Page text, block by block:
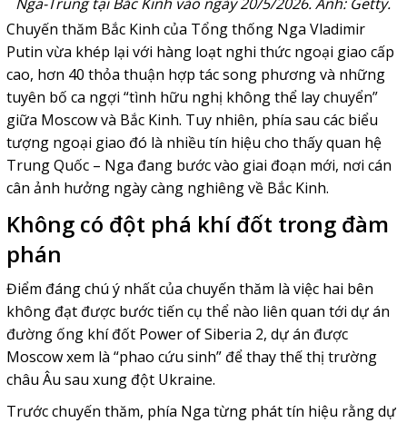
Chuyến thăm Bắc Kinh của Tổng thống Nga Vladimir
Putin vừa khép lại với hàng loạt nghi thức ngoại giao cấp
cao, hơn 40 thỏa thuận hợp tác song phương và những
tuyên bố ca ngợi “tình hữu nghị không thể lay chuyển”
giữa Moscow và Bắc Kinh. Tuy nhiên, phía sau các biểu
tượng ngoại giao đó là nhiều tín hiệu cho thấy quan hệ
Trung Quốc – Nga đang bước vào giai đoạn mới, nơi cán
cân ảnh hưởng ngày càng nghiêng về Bắc Kinh.
Không có đột phá khí đốt trong đàm
phán
Điểm đáng chú ý nhất của chuyến thăm là việc hai bên
không đạt được bước tiến cụ thể nào liên quan tới dự án
đường ống khí đốt Power of Siberia 2, dự án được
Moscow xem là “phao cứu sinh” để thay thế thị trường
châu Âu sau xung đột Ukraine.
Trước chuyến thăm, phía Nga từng phát tín hiệu rằng dự